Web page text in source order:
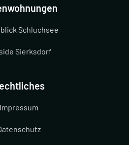
Schluchsee
Sierksdorf
Impressum